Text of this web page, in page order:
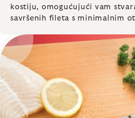
kostiju, omogućujući vam
savršenih fileta s minimalnim